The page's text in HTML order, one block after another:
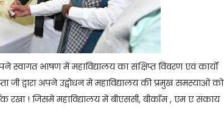
स्वागत भाषण में महाविद्यालय का संक्षिप्त विवरण एवं कार्यों
जी द्वारा अपने उद्बोधन में महाविद्यालय की प्रमुख समस्याओं को
रखा ! जिसमें महाविद्यालय में बीएससी, बीकॉम , एम ए संकाय